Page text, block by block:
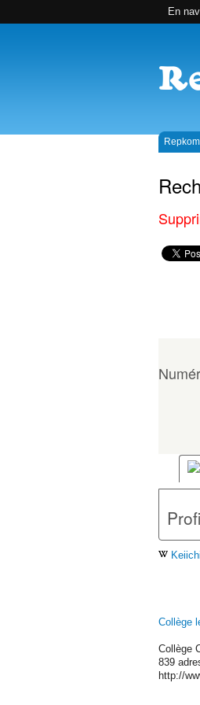
En
Collège
Collège
839
http://